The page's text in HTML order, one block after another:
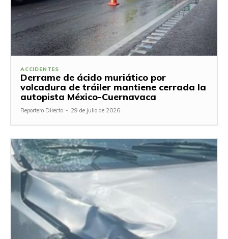
ACCIDENTES
Derrame de ácido muriático por
volcadura de tráiler mantiene cerrada la
autopista México-Cuernavaca
Reportero Directo - 29 de julio de 2026